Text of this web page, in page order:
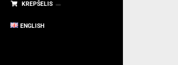
KREPŠELIS
ENGLISH